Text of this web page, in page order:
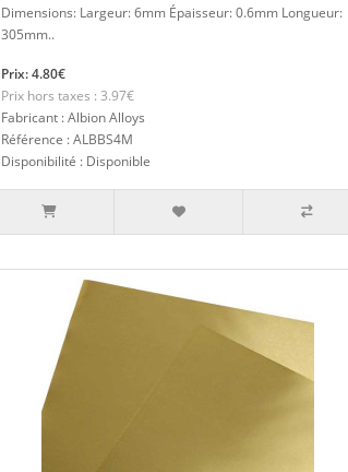
Dimensions: Largeur: 6mm Épaisseur: 0.6mm Longueur:
305mm..
Prix: 4.80€
Prix hors taxes : 3.97€
Fabricant : Albion Alloys
Référence : ALBBS4M
Disponibilité : Disponible